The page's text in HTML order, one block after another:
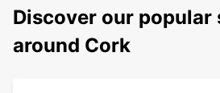
Discover our popular
around Cork